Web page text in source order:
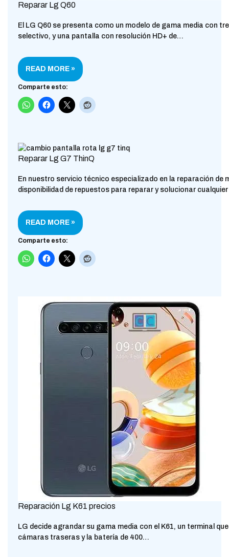
Reparar Lg Q60
El LG Q60 se presenta como un modelo de gama media con
selectivo, y una pantalla con resolución HD+ de…
READ MORE »
Comparte esto:
Reparar Lg G7 ThinQ
En nuestro servicio técnico especializado en la reparación de
disponibilidad de repuestos para reparar y solucionar
READ MORE »
Comparte esto:
Reparación Lg K61 precios
LG decide agrandar su gama media con el K61, un terminal
cámaras traseras y la batería de 400…